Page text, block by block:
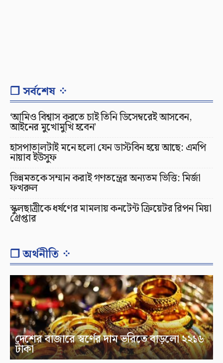
❐ সর্বশেষ ⁘
‘আমিও বিশ্বাস করতে চাই তিনি ডিসেম্বরেই আসবেন,
আইনের মুখোমুখি হবেন’
হাসপাতালটাই মনে হলো যেন ডাস্টবিন হয়ে আছে: এমপি
নায়াব ইউসুফ
ভিন্নমতকে সম্মান করাই গণতন্ত্রের অন্যতম ভিত্তি: মির্জা
ফখরুল
স্কুলছাত্রীকে ধর্ষণের মামলায় কনটেন্ট ক্রিয়েটর রিপন মিয়া
গ্রেপ্তার
❐ অর্থনীতি ⁘
দেশের বাজারে স্বর্ণের দাম ভরিতে বাড়লো ২২১৬
টাকা